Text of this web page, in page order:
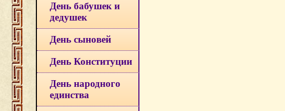
День бабушек и
дедушек
День сыновей
День Конституции
День народного
единства